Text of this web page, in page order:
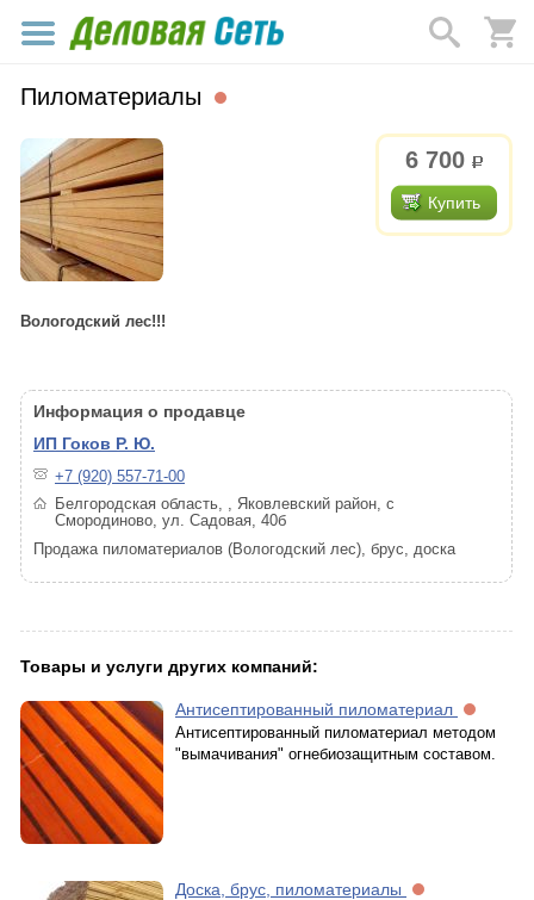
Пиломатериалы
6 700 р.
Купить
Вологодский лес!!!
Информация о продавце
ИП Гоков Р. Ю.
+7 (920) 557-71-00
Белгородская область, , Яковлевский район, с
Смородиново, ул. Садовая, 40б
Продажа пиломатериалов (Вологодский лес), брус, доска
Товары и услуги других компаний:
Антисептированный пиломатериал
Антисептированный пиломатериал методом
"вымачивания" огнебиозащитным составом.
Доска, брус, пиломатериалы